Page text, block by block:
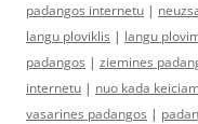
padangos internetu |
langu ploviklis | langu
padangos | ziemines
internetu | nuo kada
vasarines padangos |